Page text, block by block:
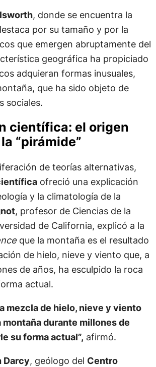
, donde se encuentra la
por su tamaño y por la
que emergen abruptamente del
geográfica ha propiciado
adquieran formas inusuales,
que ha sido objeto de
sociales.
científica: el origen
“pirámide”
de teorías alternativas,
ofreció una explicación
y la climatología de la
, profesor de Ciencias de la
de California, explicó a la
que la montaña es el resultado
de hielo, nieve y viento que, a
de años, ha esculpido la roca
actual.
mezcla de hielo, nieve y viento
durante millones de
su forma actual”, afirmó.
Darcy, geólogo del Centro